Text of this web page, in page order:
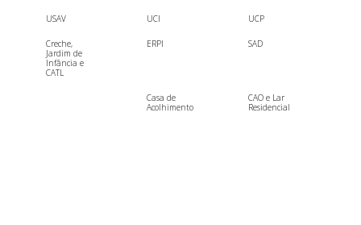
UCP
UCI
USAV
SAD
ERPI
Creche,
Jardim de
Infância e
CATL
CAO e Lar
Residencial
Casa de
Acolhimento